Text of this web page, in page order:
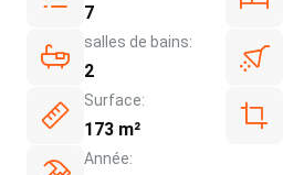
7
salles de bains:
2
Surface:
173 m²
Année: